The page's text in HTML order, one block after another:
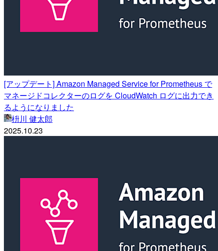
[アップデート] Amazon Managed Service for Prometheus で
マネージドコレクターのログを CloudWatch ログに出力でき
るようになりました
枡川 健太郎
2025.10.23